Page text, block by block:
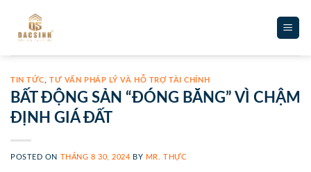
content
TIN TỨC ,TƯ VẤN PHÁP LÝ VÀ HỖ TRỢ TÀI CHÍNH
BẤT ĐỘNG SẢN “ĐÓNG BĂNG” VÌ CHẬM
ĐỊNH GIÁ ĐẤT
POSTED ON THÁNG 8 30, 2024 BY MR. THỰC